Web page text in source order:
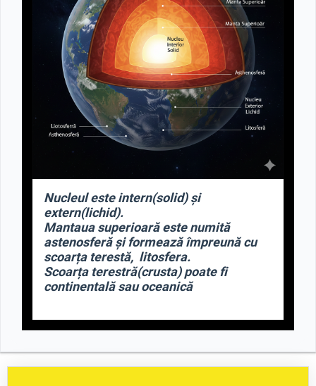
Nucleul este intern(solid) și
extern(lichid).
Mantaua superioară este numită
astenosferă și formează împreună cu
scoarța terestă, litosfera.
Scoarța terestră(crusta) poate fi
continentală sau oceanică